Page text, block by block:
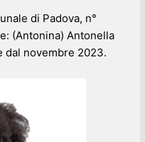
di Padova, n°
(Antonina) Antonella
dal novembre 2023.